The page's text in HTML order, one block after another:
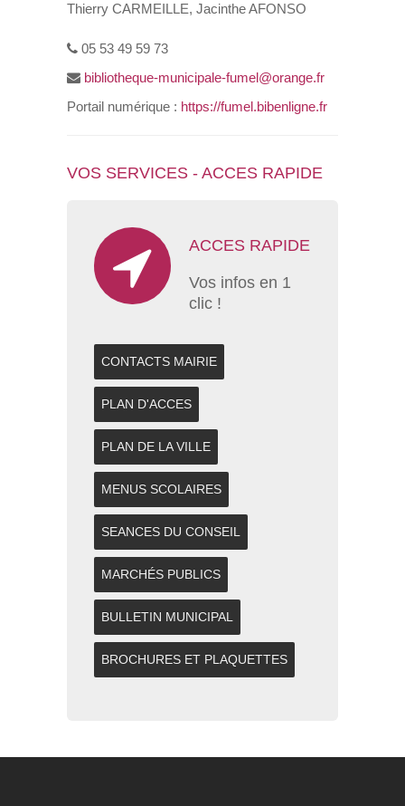
Thierry CARMEILLE, Jacinthe AFONSO
05 53 49 59 73
bibliotheque-municipale-fumel@orange.fr
Portail numérique : https://fumel.bibenligne.fr
VOS SERVICES - ACCES RAPIDE
ACCES RAPIDE
Vos infos en 1
clic !
CONTACTS MAIRIE
PLAN D'ACCES
PLAN DE LA VILLE
MENUS SCOLAIRES
SEANCES DU CONSEIL
MARCHÉS PUBLICS
BULLETIN MUNICIPAL
BROCHURES ET PLAQUETTES